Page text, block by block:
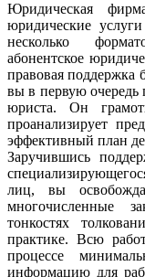
Юридическая
юридические
несколько
абонентское
правовая поддержка
вы в первую очередь
юриста. Он
проанализирует
эффективный план
Заручившись
лиц, вы
многочисленные
тонкостях
практике. Всю
процессе
информацию для